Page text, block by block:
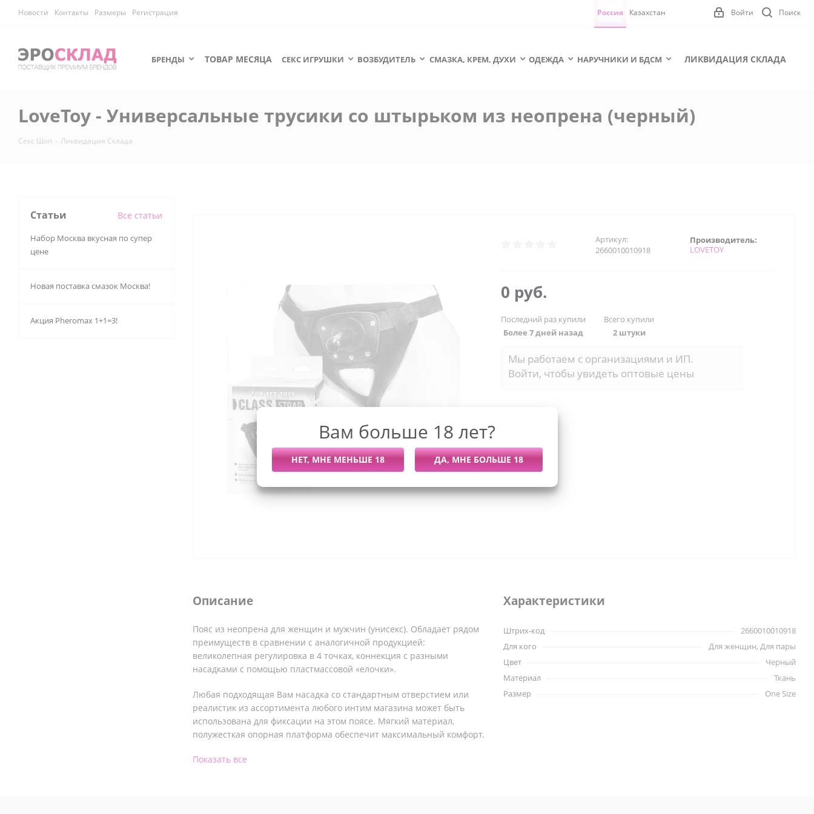
Новости Контакты Размеры Регистрация Поиск
Войти
Россия Казахстан
БРЕНДЫ ТОВАР МЕСЯЦА СЕКС ИГРУШКИ ВОЗБУДИТЕЛЬ СМАЗКА, КРЕМ, ДУХИ ОДЕЖДА НАРУЧНИКИ И БДСМ ЛИКВИДАЦИЯ СКЛАДА
LoveToy - Универсальные трусики со штырьком из неопрена (черный)
Секс Шоп - Ликвидация Склада
Артикул:
2660010010918
Производитель:
LOVETOY
0 руб.
Последний раз купили
Более 7 дней назад
Всего купили
2 штуки
Мы работаем с организациями и ИП.
Войти, чтобы увидеть оптовые цены
Описание
Пояс из неопрена для женщин и мужчин (унисекс). Обладает рядом
преимуществ в сравнении с аналогичной продукцией:
великолепная регулировка в 4 точках, коннекция с разными
насадками с помощью пластмассовой «елочки».
Любая подходящая Вам насадка со стандартным отверстием или
реалистик из ассортимента любого интим магазина может быть
использована для фиксации на этом поясе. Мягкий материал,
полужесткая опорная платформа обеспечит максимальный комфорт.
Показать все
Характеристики
Штрих-код
2660010010918
Для кого
Для женщин, Для пары
Цвет
Черный
Материал
Ткань
Размер
One Size
Статьи Все статьи
Набор Москва вкусная по супер
цене
Новая поставка смазок Москва!
Акция Pheromax 1+1=3!
Вам больше 18 лет?